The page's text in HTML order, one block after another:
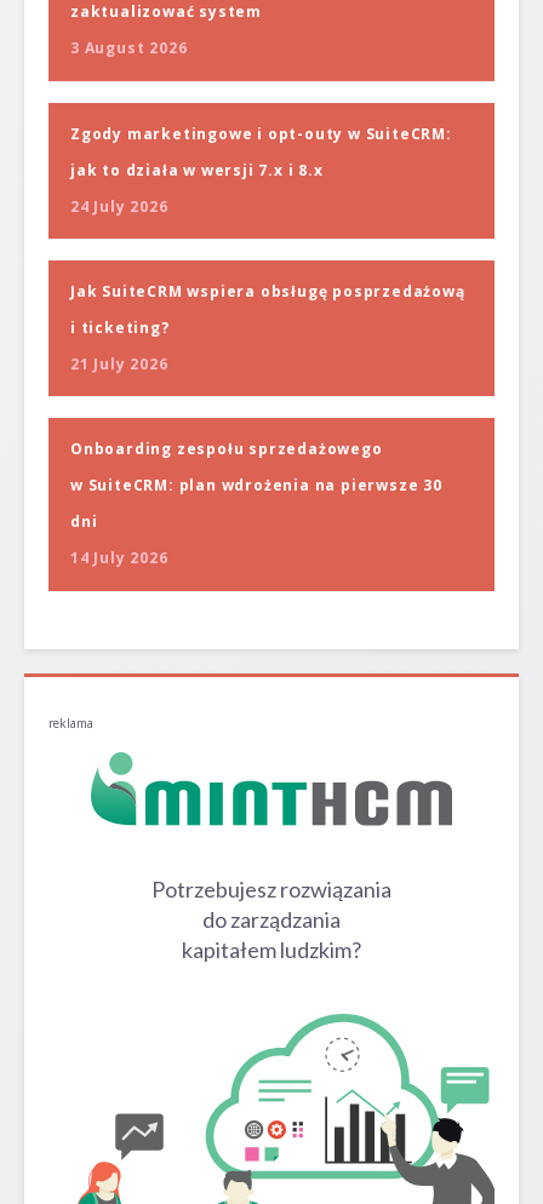
zaktualizować system
3 August 2026
Zgody marketingowe i opt-outy w SuiteCRM:
jak to działa w wersji 7.x i 8.x
24 July 2026
Jak SuiteCRM wspiera obsługę posprzedażową
i ticketing?
21 July 2026
Onboarding zespołu sprzedażowego
w SuiteCRM: plan wdrożenia na pierwsze 30
dni
14 July 2026
reklama
Potrzebujesz rozwiązania
do zarządzania
kapitałem ludzkim?